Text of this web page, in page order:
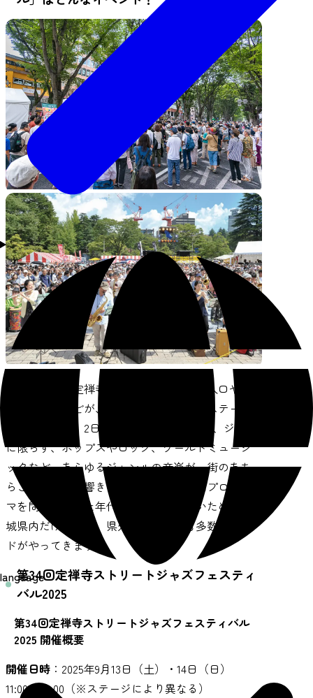
language
ケヤキ並木の定禅寺通を中心に、ビルの入口や遊
歩道、公園などが、このときだけの特別ステージ
に変身します。2日間のイベント期間中は、ジャズ
に限らず、ポップスやロック、ワールドミュージ
ックなど、あらゆるジャンルの音楽が、街のあち
らこちらで鳴り響きます。演奏参加者はプロ・ア
マを問わず、また年代による制限もないため、宮
城県内だけでなく、県外や海外からも多数のバン
ドがやってきます。
第34回定禅寺ストリートジャズフェスティ
バル2025
第34回定禅寺ストリートジャズフェスティバル
2025 開催概要
開催日時 ：2025年9月13日（土）・14日（日）
11:00～20:00（※ステージにより異なる）